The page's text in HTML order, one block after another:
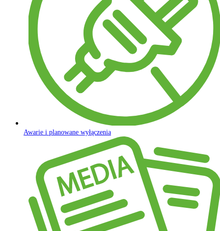
Awarie i planowane wyłączenia